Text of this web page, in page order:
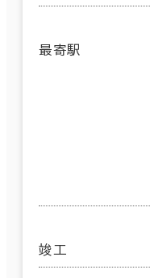
最寄駅
竣工